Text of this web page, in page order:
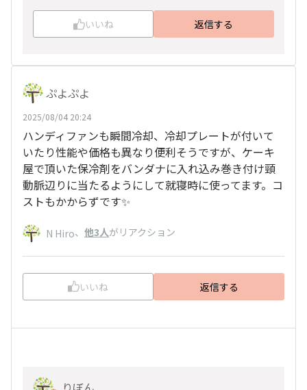
いいね 返信する
ぷよぷよ
2025/08/04 20:24
ハンディファンも瞬間冷却、冷却プレートが付いて
いたり性能や価格も異なり便利そうですが、ケーキ
屋で頂いた保冷剤をバンダナに入れ込み巻き付け頸
動脈辺りに当たるようにして就寝時に使ってます。コ
ストもかからずです✨
N Hiro、 他3人がリアクション
いいね 返信する